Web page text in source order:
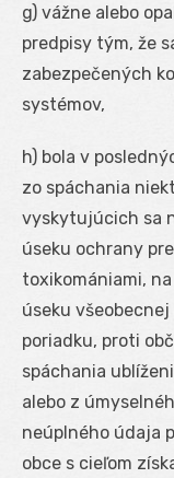
g) vážne alebo
predpisy tým, že
zabezpečených
systémov,
h) bola v
zo spáchania
vyskytujúcich sa
úseku ochrany
toxikomániami,
úseku
poriadku, proti
spáchania
alebo z
neúplného údaja
obce s cieľom